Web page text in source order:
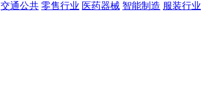
交通公共 零售行业 医药器械 智能制造 服装行业